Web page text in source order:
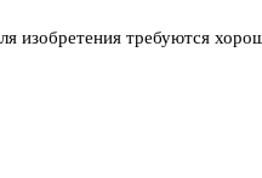
изобретения требуются